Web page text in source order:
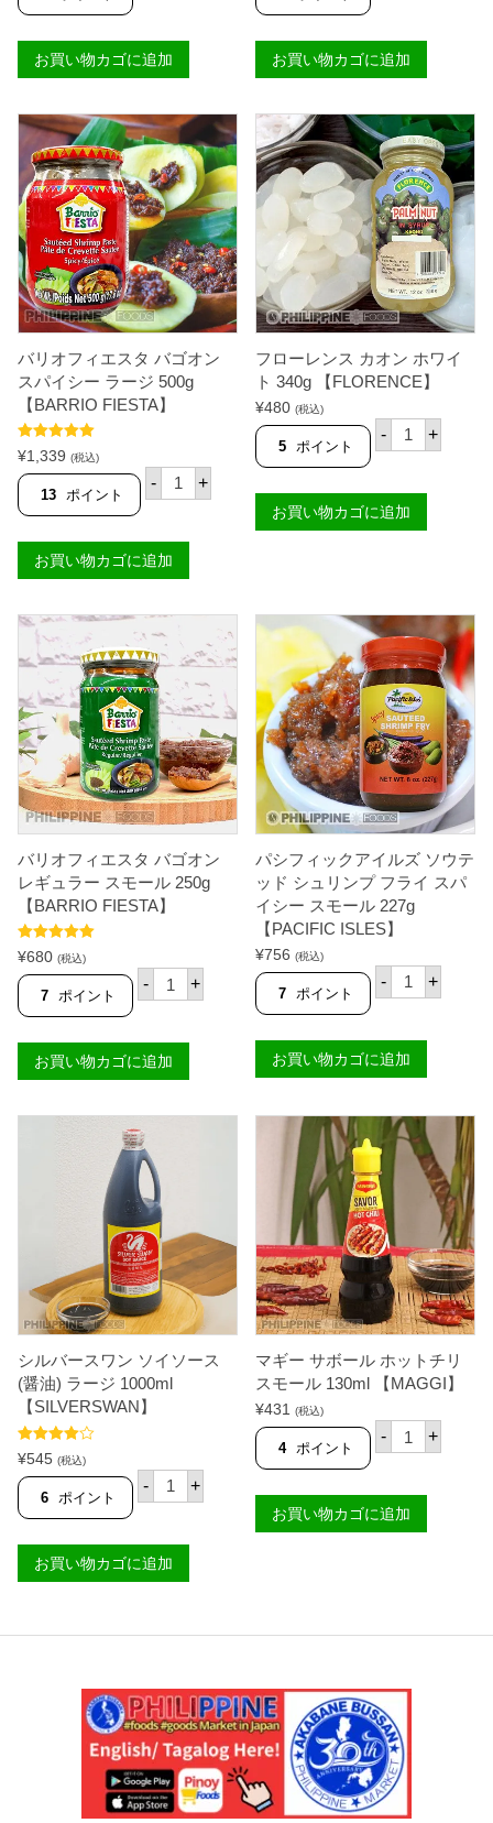
E
】
個
ィ
エ
ス
バ
ゴ
オ
ン
ス
パ
イ
シ
ー
ス
モ
ー
ル
5
0
g
【
R
R
I
I
E
】
個
お買い物カゴに追加
チ
ー
ズ
ィ
ズ
ピ
メ
ン
ト
ス
モ
ー
ル
2
1
0
【
K
T
お買い物カゴに追加
バリオフィエスタ バゴオン
スパイシー ラージ 500g
【BARRIO FIESTA】
5段階中 5.00
の評価
¥1,339 (税込)
13 ポイント
- バ
リ
ィ
エ
ス
バ
ゴ
オ
ン
パ
イ
シ
ー
ラ
ー
ジ
5
0
g
【
B
R
O
E
S
+
お買い物カゴに追加
フローレンス カオン ホワイ
ト 340g 【FLORENCE】
¥480 (税込)
5 ポイント
- フ
ロ
ン
ス
カ
イ
ト
3
4
0
g
【
F
L
O
R
E
N
E
】
個
+
お買い物カゴに追加
バリオフィエスタ バゴオン
レギュラー スモール 250g
【BARRIO FIESTA】
5段階中5.00
の評価
¥680 (税込)
7 ポイント
- バ
リ
ィ
エ
ス
バ
ン
レ
ギ
ュ
ラ
ー
ス
モ
ー
ル
5
0
R
I
I
E
+
お買い物カゴに追加
パシフィックアイルズ ソウテ
ッド シュリンプ フライ スパ
イシー スモール 227g
【PACIFIC ISLES】
¥756 (税込)
7 ポイント
- パ
シ
ッ
ク
ア
ル
ズ
ソ
ウ
テ
シ
ュ
リ
ン
プ
フ
イ
ス
パ
シ
ー
ー
ル
2
A
F
I
C
I
S
L
S
+
お買い物カゴに追加
シルバースワン ソイソース
(醤油) ラージ 1000ml
【SILVERSWAN】
5段階中
4.89 の評価
¥545 (税込)
6 ポイント
- シ
ル
ス
ワ
ン
ソ
(
醤
油
)
ラ
ー
ジ
1
+
お買い物カゴに追加
マギー サボール ホットチリ
スモール 130ml 【MAGGI】
¥431 (税込)
4 ポイント
- マ
ギ
ボ
ー
ル
ス
ル
3
0
m
l
【
M
+
お買い物カゴに追加